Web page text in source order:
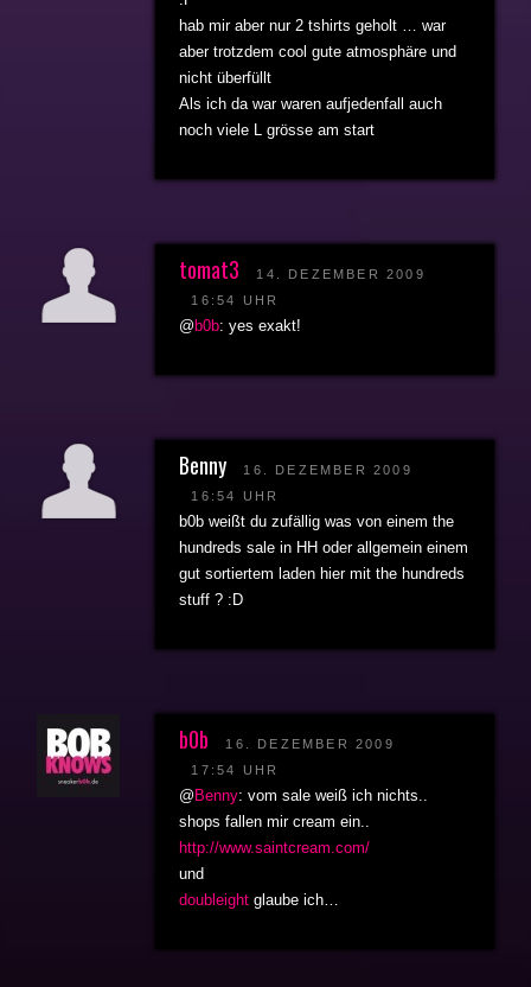
hab mir aber nur 2 tshirts geholt … war
aber trotzdem cool gute atmosphäre und
nicht überfüllt
Als ich da war waren aufjedenfall auch
noch viele L grösse am start
tomat3
14. DEZEMBER 2009
16:54 UHR
@ b0b: yes exakt!
Benny
16. DEZEMBER 2009
16:54 UHR
b0b weißt du zufällig was von einem the
hundreds sale in HH oder allgemein einem
gut sortiertem laden hier mit the hundreds
stuff ? :D
b0b
16. DEZEMBER 2009
17:54 UHR
@ Benny: vom sale weiß ich nichts..
shops fallen mir cream ein..
http://www.saintcream.com/
und
doubleightglaube ich…